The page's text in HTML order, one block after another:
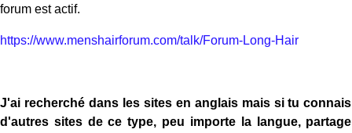
forum est actif.
https://www.menshairforum.com/talk/Forum-Long-Hair
J'ai recherché dans les sites en anglais mais si tu connais
d'autres sites de ce type, peu importe la langue, partage